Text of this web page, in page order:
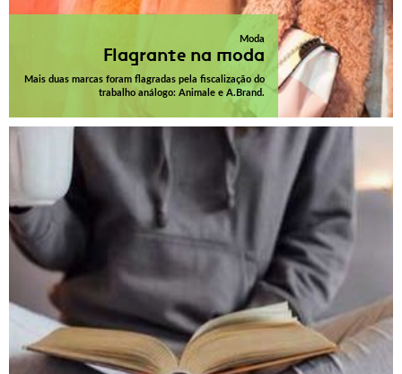
Moda
Flagrante na moda
Mais duas marcas foram flagradas pela fiscalização do
trabalho análogo: Animale e A.Brand.